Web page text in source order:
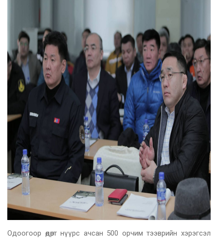
Одоогоор өдөрт нүүрс ачсан 500 орчим тээврийн хэрэгсэл